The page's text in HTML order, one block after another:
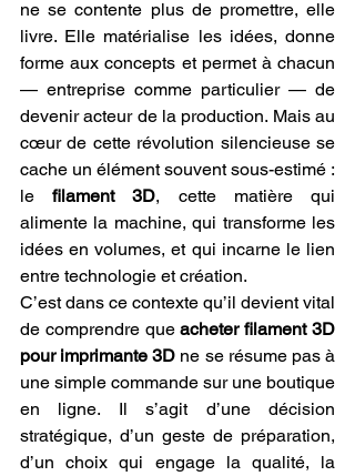
ne se contente plus de promettre, elle
livre. Elle matérialise les idées, donne
forme aux concepts et permet à chacun
— entreprise comme particulier — de
devenir acteur de la production. Mais au
cœur de cette révolution silencieuse se
cache un élément souvent sous-estimé :
le filament 3D, cette matière qui
alimente la machine, qui transforme les
idées en volumes, et qui incarne le lien
entre technologie et création.
C’est dans ce contexte qu’il devient vital
de comprendre que acheter filament 3D
pour imprimante 3D ne se résume pas à
une simple commande sur une boutique
en ligne. Il s’agit d’une décision
stratégique, d’un geste de préparation,
d’un choix qui engage la qualité, la